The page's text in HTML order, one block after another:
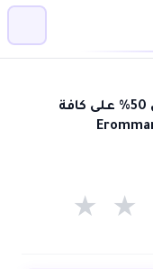
كود خصم سوق رمان يصل إلى 50% على كافة
★ ★